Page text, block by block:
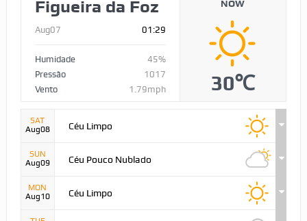
Figueira da Foz
Aug07 01:29
Humidade
45%
Pressão
1017
Vento
1.79mph
NOW
30℃
SAT
Aug08
Céu Limpo
SUN
Aug09
Céu Pouco Nublado
MON
Aug10
Céu Limpo